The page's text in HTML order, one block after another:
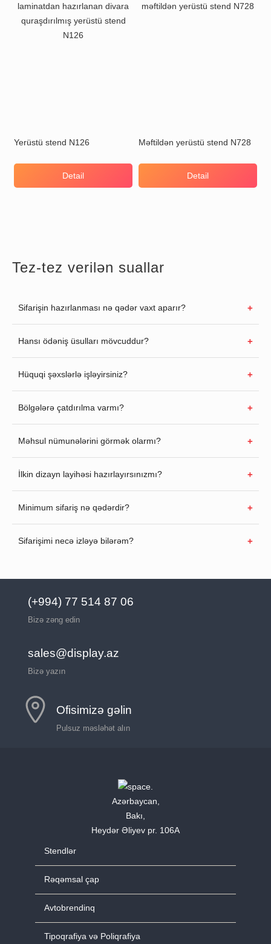
Yerüstü stend N126
Detail
Məftildən yerüstü stend N728
Detail
Tez-tez verilən suallar
Sifarişin hazırlanması nə qədər vaxt aparır?
Hansı ödəniş üsulları mövcuddur?
Hüquqi şəxslərlə işləyirsiniz?
Bölgələrə çatdırılma varmı?
Məhsul nümunələrini görmək olarmı?
İlkin dizayn layihəsi hazırlayırsınızmı?
Minimum sifariş nə qədərdir?
Sifarişimi necə izləyə bilərəm?
(+994) 77 514 87 06
Bizə zəng edin
sales@display.az
Bizə yazın
Ofisimizə gəlin
Pulsuz məsləhət alın
Azərbaycan,
Bakı,
Heydər Əliyev pr. 106A
Stendlər
Rəqəmsal çap
Avtobrendinq
Tipoqrafiya və Poliqrafiya